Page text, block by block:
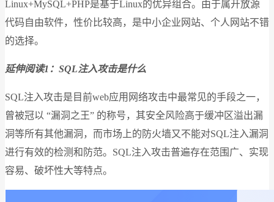
Linux+MySQL+PHP是基于Linux的优异组合。由于属开放源
代码自由软件，性价比较高，是中小企业网站、个人网站不错
的选择。
延伸阅读1：SQL注入攻击是什么
SQL注入攻击是目前web应用网络攻击中最常见的手段之一，
曾被冠以 “漏洞之王” 的称号，其安全风险高于缓冲区溢出漏
洞等所有其他漏洞，而市场上的防火墙又不能对SQL注入漏洞
进行有效的检测和防范。SQL注入攻击普遍存在范围广、实现
容易、破坏性大等特点。